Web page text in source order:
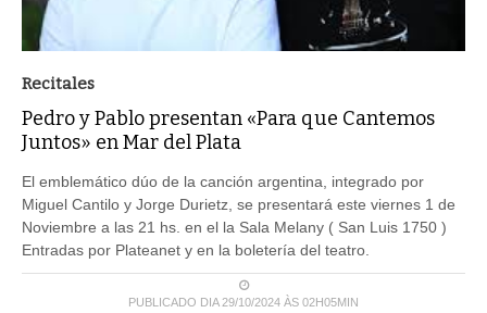
Recitales
Pedro y Pablo presentan «Para que Cantemos
Juntos» en Mar del Plata
El emblemático dúo de la canción argentina, integrado por
Miguel Cantilo y Jorge Durietz, se presentará este viernes 1 de
Noviembre a las 21 hs. en el la Sala Melany ( San Luis 1750 )
Entradas por Plateanet y en la boletería del teatro.
PUBLICADO DIA 29/10/2024 ÀS 02H05MIN